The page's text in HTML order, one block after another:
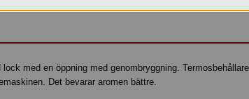
med en öppning med genombryggning.
Det bevarar aromen bättre.